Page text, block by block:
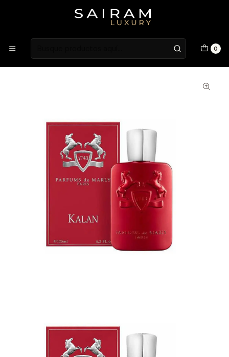
0
Atención en Guardia Vieja 202, Local 1
Inicio Fragancias Fragancias Unisex
Perfume Parfums De Marly Kalan Unisex Edp 125 ml